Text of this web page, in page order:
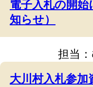
電子入札の開
知らせ）
担当
大川村入札参